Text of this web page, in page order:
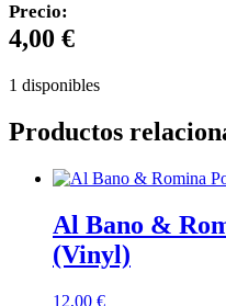
Precio:
4,00 €
1 disponibles
Productos
Al Bano &
(Vinyl)
12,00 €